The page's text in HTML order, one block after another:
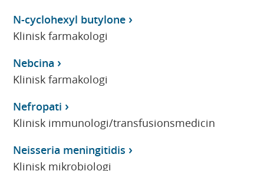
N-cyclohexyl butylone
Klinisk farmakologi
Nebcina
Klinisk farmakologi
Nefropati
Klinisk immunologi/transfusionsmedicin
Neisseria meningitidis
Klinisk mikrobiologi